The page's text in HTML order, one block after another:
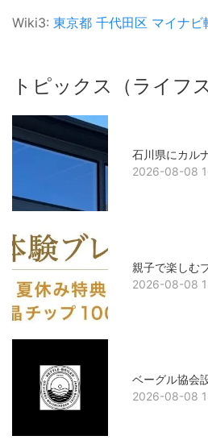
Wiki3: 東京都 千代田区 マイナビ
トピックス（ライフ
石川県にカル
2026-08-08
親子で楽しむ
2026-08-08
ベーグル協会
2026-08-08